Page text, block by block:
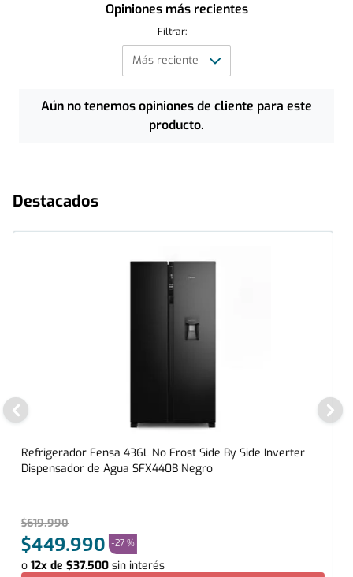
Opiniones más recientes
Filtrar:
Aún no tenemos opiniones de cliente para este
producto.
Destacados
Refrigerador Fensa 436L No Frost Side By Side Inverter
Dispensador de Agua SFX440B Negro
$619.990
$449.990 -27 %
o 12x de $37.500 sin interés